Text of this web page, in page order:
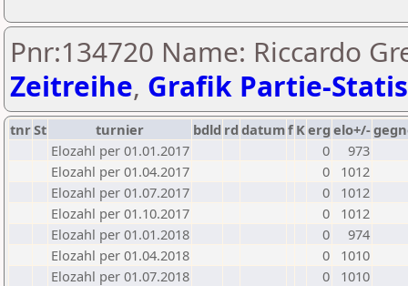
Pnr:134720 Name: Riccardo
Zeitreihe, Grafik Partie-
tnrSt turnier bdld rd datumf Kerg elo+/-
Elozahl per 01.01.2017
0
973
Elozahl per 01.04.2017
0
1012
Elozahl per 01.07.2017
0
1012
Elozahl per 01.10.2017
0
1012
Elozahl per 01.01.2018
0
974
Elozahl per 01.04.2018
0
1010
Elozahl per 01.07.2018
0
1010